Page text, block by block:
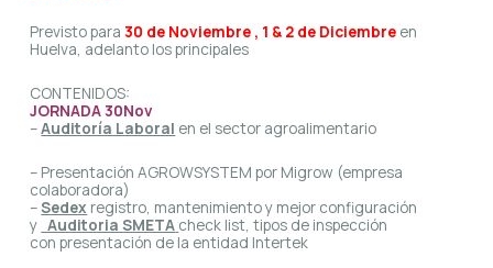
Previsto para30 de Noviembre , 1 & 2 de Diciembre en
Huelva, adelanto los principales
CONTENIDOS:
JORNADA 30Nov
–Auditoría Laboral en el sector agroalimentario
– Presentación AGROWSYSTEM por Migrow (empresa
colaboradora)
–Sedex registro, mantenimiento y mejor configuración
y Auditoria SMETA check list, tipos de inspección
con presentación de la entidad Intertek